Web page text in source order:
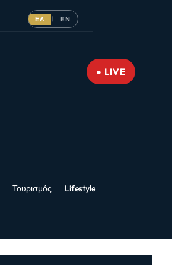
ΕΛ | EN
● LIVE
Τουρισμός Lifestyle